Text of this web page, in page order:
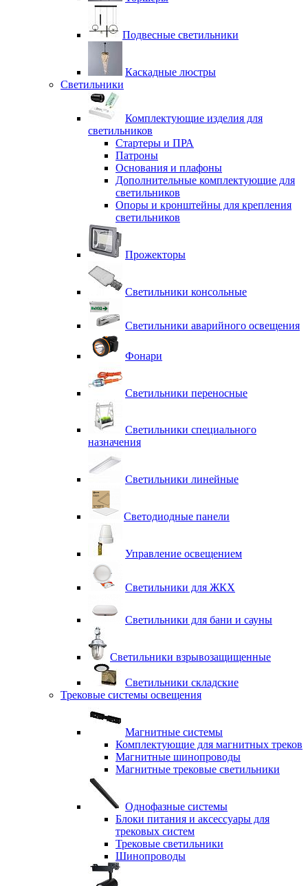
Подвесные светильники
Каскадные люстры
Светильники
Комплектующие изделия для
светильников
Стартеры и ПРА
Патроны
Основания и плафоны
Дополнительные комплектующие для
светильников
Опоры и кронштейны для крепления
светильников
Прожекторы
Светильники консольные
Светильники аварийного освещения
Фонари
Светильники переносные
Светильники специального
назначения
Светильники линейные
Светодиодные панели
Управление освещением
Светильники для ЖКХ
Светильники для бани и сауны
Светильники взрывозащищенные
Светильники складские
Трековые системы освещения
Магнитные системы
Комплектующие для магнитных треков
Магнитные шинопроводы
Магнитные трековые светильники
Однофазные системы
Блоки питания и аксессуары для
трековых систем
Трековые светильники
Шинопроводы